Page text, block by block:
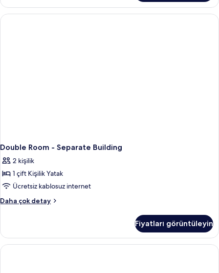
Queen
Bed
hakkında
Double Room - Separate Building
2 kişilik
1 çift Kişilik Yatak
Ücretsiz kablosuz internet
Daha çok detay
Double
Building
hakkında
daha
Fiyatları görüntüleyin